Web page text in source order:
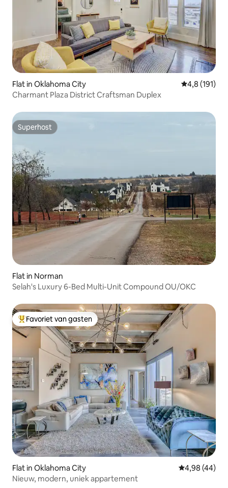
Flat in Oklahoma City Gemiddelde
4,8 (191)
Charmant Plaza District Craftsman Duplex
Superhost
Superhost
Flat in Norman
Selah's Luxury 6-Bed Multi-Unit Compound OU/OKC
Topfavoriet van gasten
Favoriet van gasten
Flat in Oklahoma City Gemiddelde
4,98 (44)
Nieuw, modern, uniek appartement